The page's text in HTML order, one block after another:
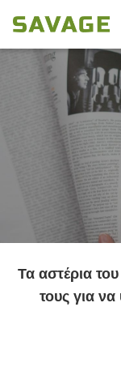
Τα αστέρια
τους για